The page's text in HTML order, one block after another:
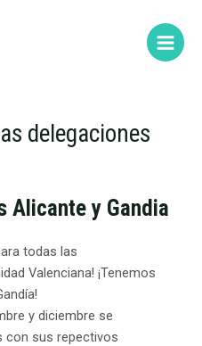
Menu
delegaciones
Alicante y Gandia
todas las
Valenciana! ¡Tenemos
y diciembre se
con sus repectivos